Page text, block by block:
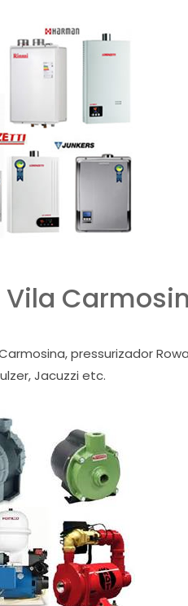
pressurizador
Jacuzzi etc.